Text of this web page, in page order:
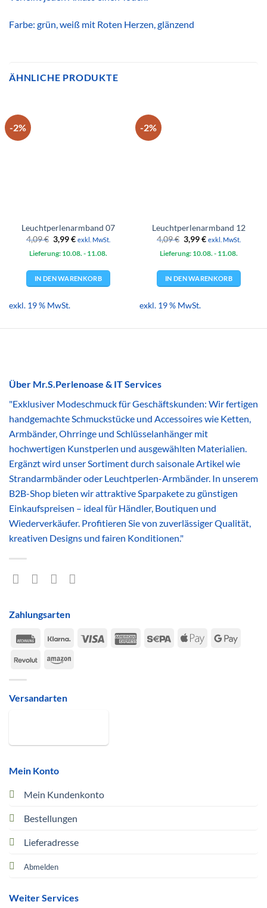
Farbe: grün, weiß mit Roten Herzen, glänzend
ÄHNLICHE PRODUKTE
-2%
Leuchtperlenarmband 07
4,09€ Ursprünglicher
Preis
war:
3,99€Aktueller
ist:
exkl. MwSt.
Lieferung: 10.08. - 11.08.
IN DEN WARENKORB
exkl. 19 % MwSt.
-2%
Leuchtperlenarmband 12
4,09€ Ursprünglicher
Preis
war:
3,99€Aktueller
ist:
exkl. MwSt.
Lieferung: 10.08. - 11.08.
IN DEN WARENKORB
exkl. 19 % MwSt.
Über Mr.S.Perlenoase & IT Services
"Exklusiver Modeschmuck für Geschäftskunden: Wir fertigen
handgemachte Schmuckstücke und Accessoires wie Ketten,
Armbänder, Ohrringe und Schlüsselanhänger mit
hochwertigen Kunstperlen und ausgewählten Materialien.
Ergänzt wird unser Sortiment durch saisonale Artikel wie
Strandarmbänder oder Leuchtperlen-Armbänder. In unserem
B2B-Shop bieten wir attraktive Sparpakete zu günstigen
Einkaufspreisen – ideal für Händler, Boutiquen und
Wiederverkäufer. Profitieren Sie von zuverlässiger Qualität,
kreativen Designs und fairen Konditionen."
Mein Konto
Mein Kundenkonto
Bestellungen
Lieferadresse
Abmelden
Weiter Services
Zahlungsarten
Rechung
Klarna Visa
American Sepa
Apple
Google
RevolutAmazon
Versandarten